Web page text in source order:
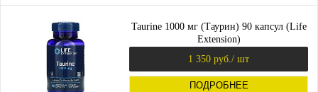
Taurine 1000 мг (Таурин) 90 капсул (Life
Extension)
1 350 руб. / шт
ПОДРОБНЕЕ